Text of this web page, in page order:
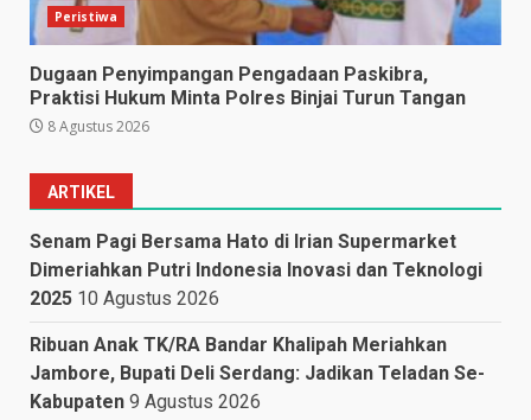
Peristiwa
Dugaan Penyimpangan Pengadaan Paskibra,
Praktisi Hukum Minta Polres Binjai Turun Tangan
8 Agustus 2026
ARTIKEL
Senam Pagi Bersama Hato di Irian Supermarket
Dimeriahkan Putri Indonesia Inovasi dan Teknologi
2025 10 Agustus 2026
Ribuan Anak TK/RA Bandar Khalipah Meriahkan
Jambore, Bupati Deli Serdang: Jadikan Teladan Se-
Kabupaten 9 Agustus 2026